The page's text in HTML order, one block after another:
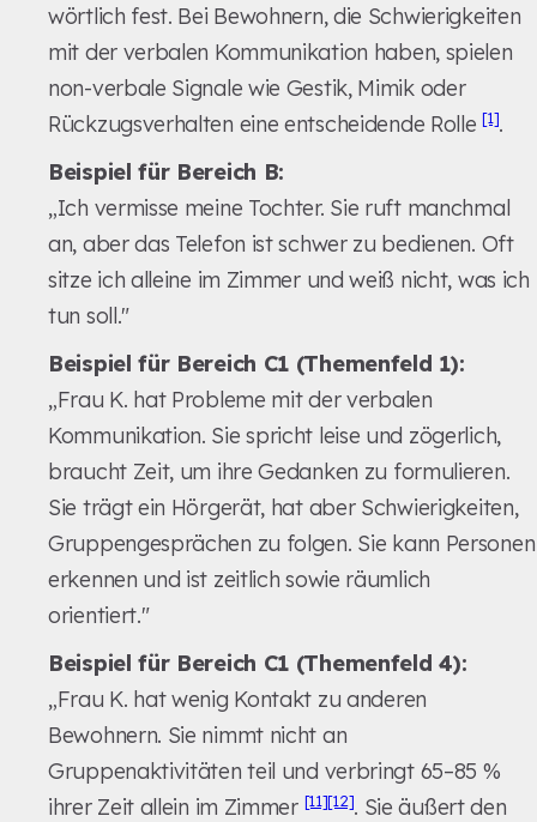
wörtlich fest. Bei Bewohnern, die Schwierigkeiten
mit der verbalen Kommunikation haben, spielen
non-verbale Signale wie Gestik, Mimik oder
Rückzugsverhalten eine entscheidende Rolle[1].
Beispiel für Bereich B:
„Ich vermisse meine Tochter. Sie ruft manchmal
an, aber das Telefon ist schwer zu bedienen. Oft
sitze ich alleine im Zimmer und weiß nicht, was ich
tun soll."
Beispiel für Bereich C1 (Themenfeld 1):
„Frau K. hat Probleme mit der verbalen
Kommunikation. Sie spricht leise und zögerlich,
braucht Zeit, um ihre Gedanken zu formulieren.
Sie trägt ein Hörgerät, hat aber Schwierigkeiten,
Gruppengesprächen zu folgen. Sie kann Personen
erkennen und ist zeitlich sowie räumlich
orientiert."
Beispiel für Bereich C1 (Themenfeld 4):
„Frau K. hat wenig Kontakt zu anderen
Bewohnern. Sie nimmt nicht an
Gruppenaktivitäten teil und verbringt 65–85 %
ihrer Zeit allein im Zimmer [11][12]. Sie äußert den